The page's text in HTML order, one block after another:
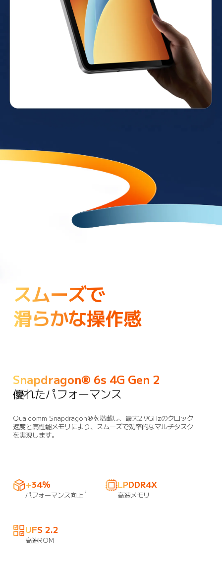
スムーズで
滑らかな操作感
Snapdragon® 6s 4G Gen 2
優れたパフォーマンス
Qualcomm Snapdragon®を搭載し、最大2.9GHzのクロック
速度と高性能メモリにより、スムーズで効率的なマルチタスク
を実現します。
+34％
パフォーマンス向上 7
LPDDR4X
高速メモリ
UFS 2.2
高速ROM